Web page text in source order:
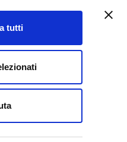
tutti